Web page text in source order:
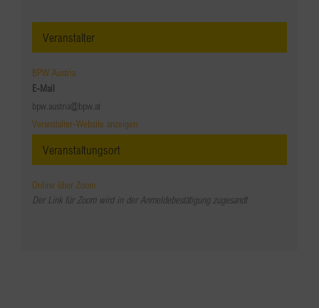
Veranstaltungsort
Online über Zoom
Der Link für Zoom wird in der Anmeldebestätigung zugesandt
Veranstalter
BPW Austria
E-Mail
bpw.austria@bpw.at
Veranstalter-Website anzeigen